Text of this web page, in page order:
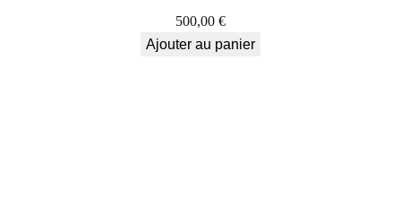
500,00 €
Ajouter au panier